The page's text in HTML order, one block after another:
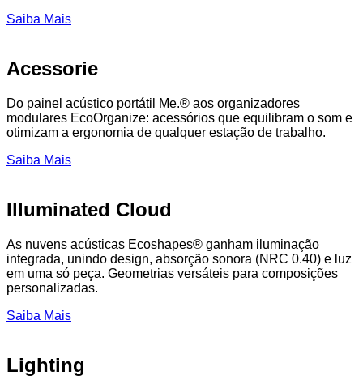
Saiba Mais
Acessorie
Do painel acústico portátil Me.® aos organizadores
modulares EcoOrganize: acessórios que equilibram o som e
otimizam a ergonomia de qualquer estação de trabalho.
Saiba Mais
Illuminated Cloud
As nuvens acústicas Ecoshapes® ganham iluminação
integrada, unindo design, absorção sonora (NRC 0.40) e luz
em uma só peça. Geometrias versáteis para composições
personalizadas.
Saiba Mais
Lighting